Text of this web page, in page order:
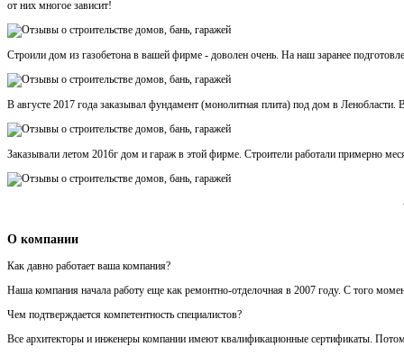
от них многое зависит!
Строили дом из газобетона в вашей фирме - доволен очень. На наш заранее
В августе 2017 года заказывал фундамент (монолитная плита) под дом в
Заказывали летом 2016г дом и гараж в этой фирме. Строители работали примерно
О компании
Как давно работает ваша компания?
Наша компания начала работу еще как ремонтно-отделочная в 2007 году. С того
Чем подтверждается компетентность специалистов?
Все архитекторы и инженеры компании имеют квалификационные сертификаты.